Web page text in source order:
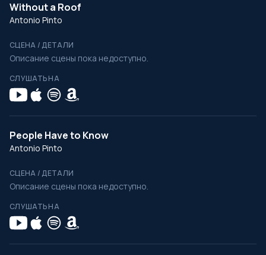
Without a Roof
Antonio Pinto
СЦЕНА / ДЕТАЛИ
Описание сцены пока недоступно.
СЛУШАТЬ НА
People Have to Know
Antonio Pinto
СЦЕНА / ДЕТАЛИ
Описание сцены пока недоступно.
СЛУШАТЬ НА